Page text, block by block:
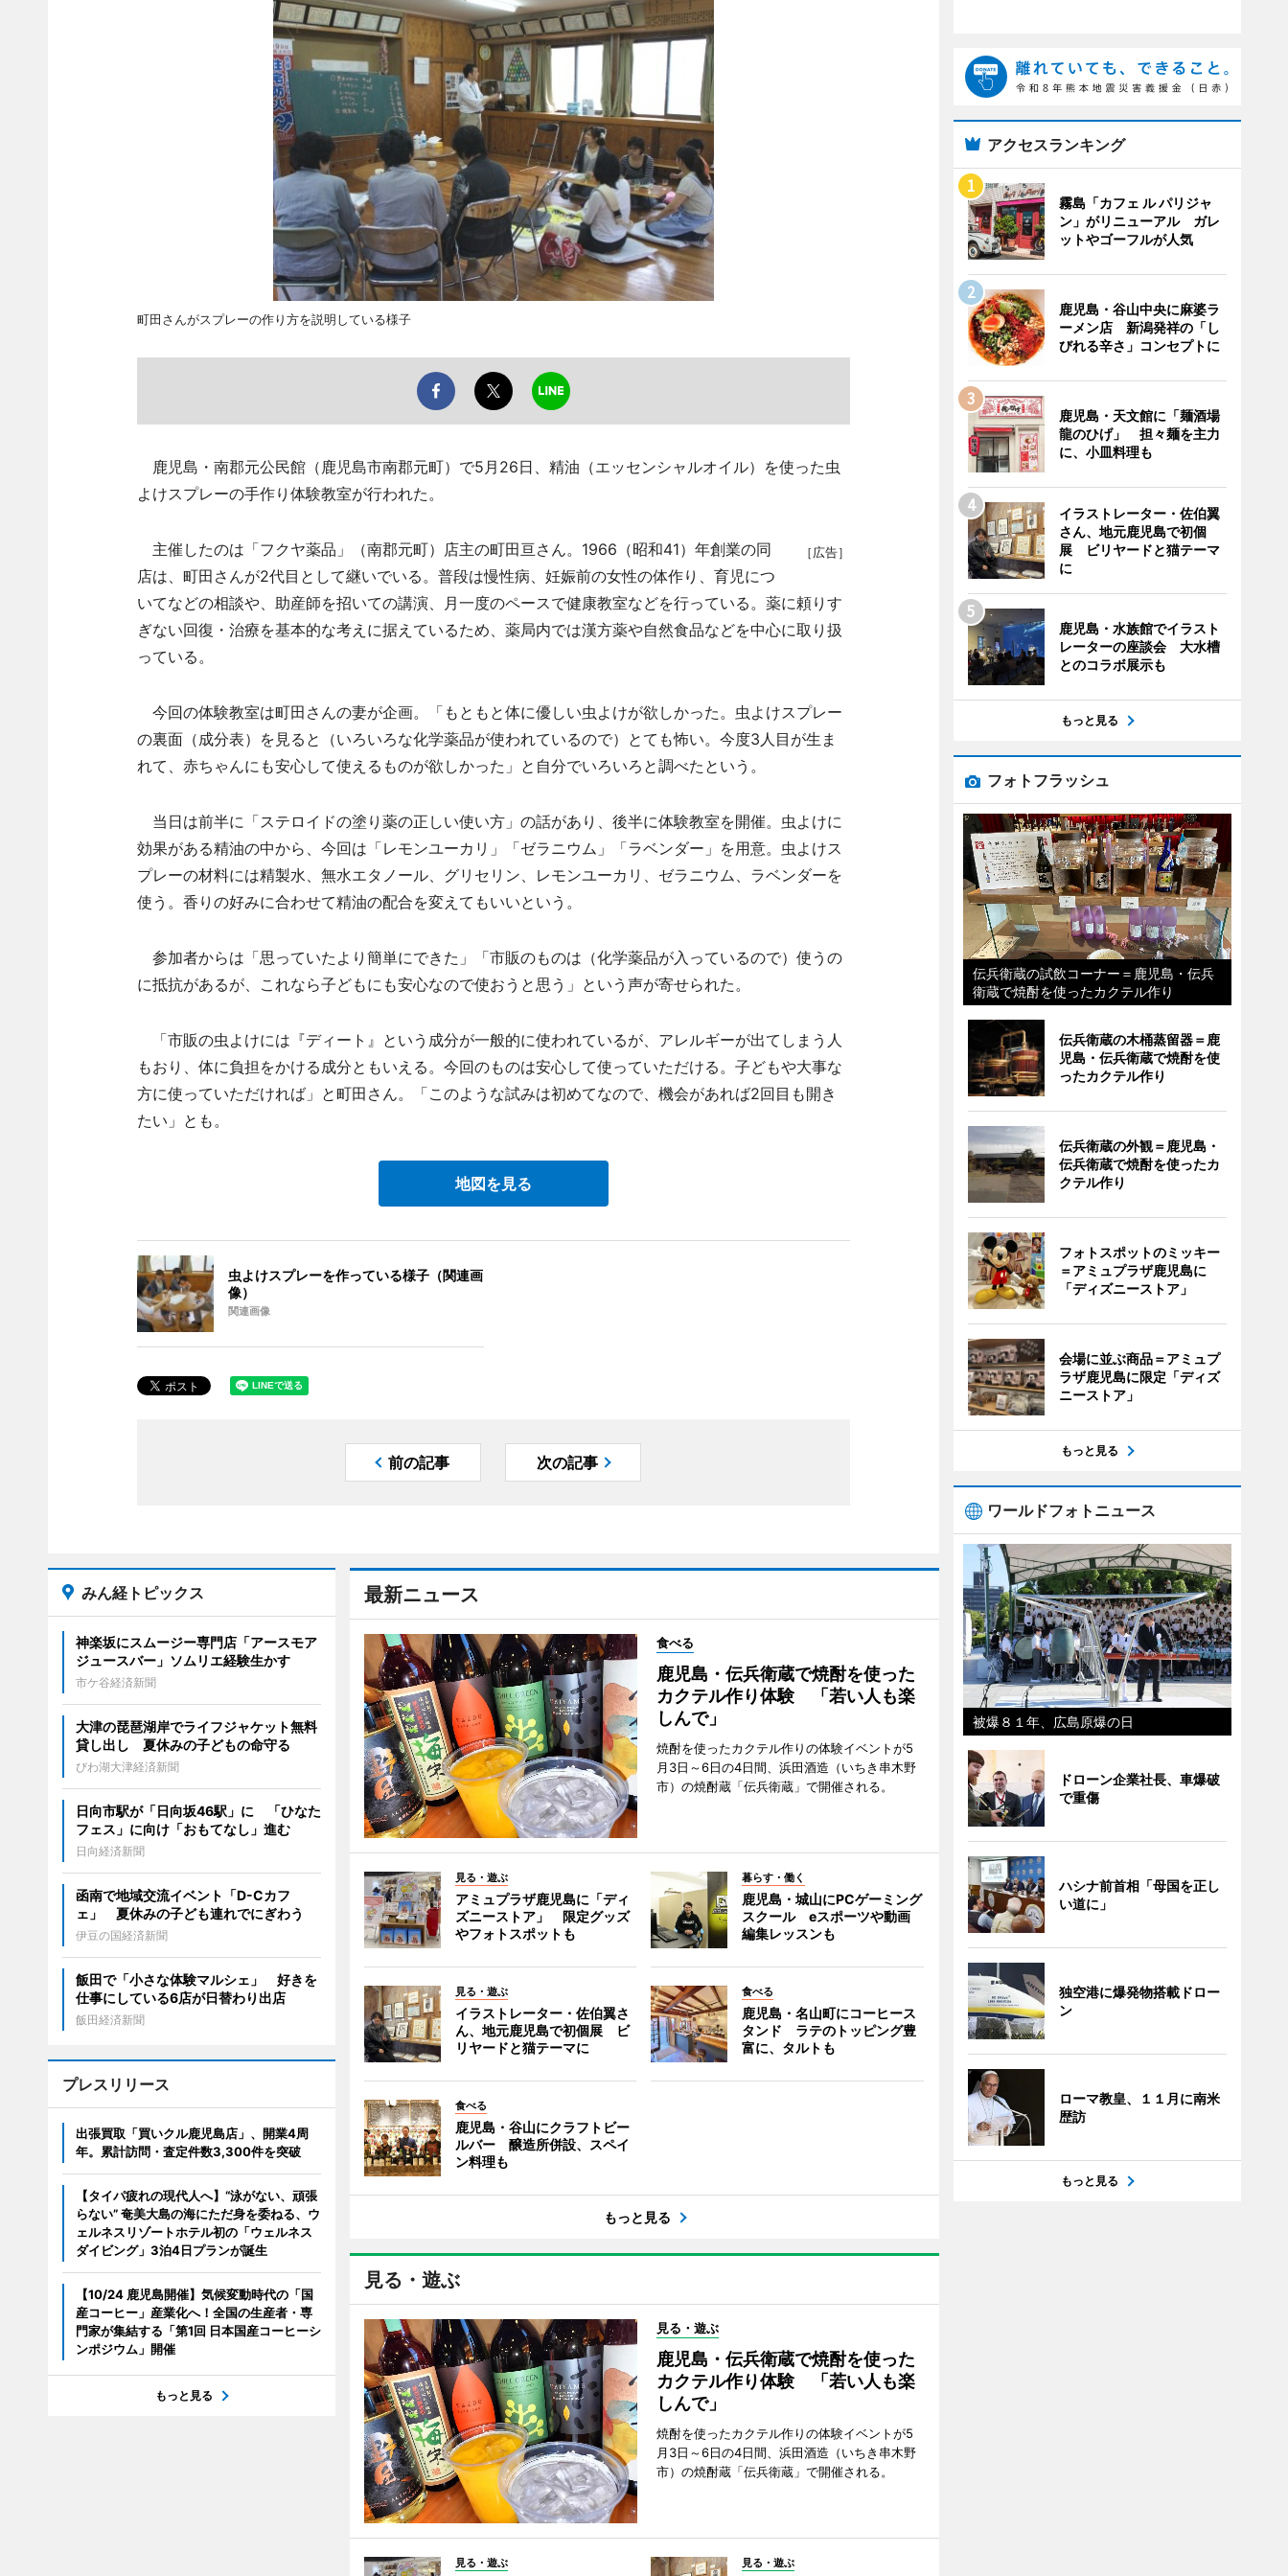
町田さんがスプレーの作り方を説明している様子
鹿児島・南郡元公民館（鹿児島市南郡元町）で5月26日、精油（エッセンシャルオイル）を使った虫
よけスプレーの手作り体験教室が行われた。
［広告］
主催したのは「フクヤ薬品」（南郡元町）店主の町田亘さん。1966（昭和41）年創業の同
店は、町田さんが2代目として継いでいる。普段は慢性病、妊娠前の女性の体作り、育児につ
いてなどの相談や、助産師を招いての講演、月一度のペースで健康教室などを行っている。薬に頼りす
ぎない回復・治療を基本的な考えに据えているため、薬局内では漢方薬や自然食品などを中心に取り扱
っている。
今回の体験教室は町田さんの妻が企画。「もともと体に優しい虫よけが欲しかった。虫よけスプレー
の裏面（成分表）を見ると（いろいろな化学薬品が使われているので）とても怖い。今度3人目が生ま
れて、赤ちゃんにも安心して使えるものが欲しかった」と自分でいろいろと調べたという。
当日は前半に「ステロイドの塗り薬の正しい使い方」の話があり、後半に体験教室を開催。虫よけに
効果がある精油の中から、今回は「レモンユーカリ」「ゼラニウム」「ラベンダー」を用意。虫よけス
プレーの材料には精製水、無水エタノール、グリセリン、レモンユーカリ、ゼラニウム、ラベンダーを
使う。香りの好みに合わせて精油の配合を変えてもいいという。
参加者からは「思っていたより簡単にできた」「市販のものは（化学薬品が入っているので）使うの
に抵抗があるが、これなら子どもにも安心なので使おうと思う」という声が寄せられた。
「市販の虫よけには『ディート』という成分が一般的に使われているが、アレルギーが出てしまう人
もおり、体に負担をかける成分ともいえる。今回のものは安心して使っていただける。子どもや大事な
方に使っていただければ」と町田さん。「このような試みは初めてなので、機会があれば2回目も開き
たい」とも。
地図を見る
虫よけスプレーを作っている様子（関連画
像）
関連画像
前の記事 次の記事
最新ニュース
食べる
鹿児島・伝兵衛蔵で焼酎を使った
カクテル作り体験 「若い人も楽
しんで」
焼酎を使ったカクテル作りの体験イベントが5
月3日～6日の4日間、浜田酒造（いちき串木野
市）の焼酎蔵「伝兵衛蔵」で開催される。
見る・遊ぶ
アミュプラザ鹿児島に「ディ
ズニーストア」 限定グッズ
やフォトスポットも
暮らす・働く
鹿児島・城山にPCゲーミング
スクール eスポーツや動画
編集レッスンも
見る・遊ぶ
イラストレーター・佐伯翼さ
ん、地元鹿児島で初個展 ビ
リヤードと猫テーマに
食べる
鹿児島・名山町にコーヒース
タンド ラテのトッピング豊
富に、タルトも
食べる
鹿児島・谷山にクラフトビー
ルバー 醸造所併設、スペイ
ン料理も
もっと見る
見る・遊ぶ
見る・遊ぶ
鹿児島・伝兵衛蔵で焼酎を使った
カクテル作り体験 「若い人も楽
しんで」
焼酎を使ったカクテル作りの体験イベントが5
月3日～6日の4日間、浜田酒造（いちき串木野
市）の焼酎蔵「伝兵衛蔵」で開催される。
見る・遊ぶ 見る・遊ぶ
みん経トピックス
神楽坂にスムージー専門店「アースモア
ジュースバー」ソムリエ経験生かす
市ケ谷経済新聞
大津の琵琶湖岸でライフジャケット無料
貸し出し 夏休みの子どもの命守る
びわ湖大津経済新聞
日向市駅が「日向坂46駅」に 「ひなた
フェス」に向け「おもてなし」進む
日向経済新聞
函南で地域交流イベント「D-Cカフ
ェ」 夏休みの子ども連れでにぎわう
伊豆の国経済新聞
飯田で「小さな体験マルシェ」 好きを
仕事にしている6店が日替わり出店
飯田経済新聞
プレスリリース
出張買取「買いクル鹿児島店」、開業4周
年。累計訪問・査定件数3,300件を突破
【タイパ疲れの現代人へ】“泳がない、頑張
らない” 奄美大島の海にただ身を委ねる、ウ
ェルネスリゾートホテル初の「ウェルネス
ダイビング」3泊4日プランが誕生
【10/24 鹿児島開催】気候変動時代の「国
産コーヒー」産業化へ！全国の生産者・専
門家が集結する「第1回 日本国産コーヒーシ
ンポジウム」開催
もっと見る
アクセスランキング
霧島「カフェ ル パリジャ
ン」がリニューアル ガレ
ットやゴーフルが人気
鹿児島・谷山中央に麻婆ラ
ーメン店 新潟発祥の「し
びれる辛さ」コンセプトに
鹿児島・天文館に「麺酒場
龍のひげ」 担々麺を主力
に、小皿料理も
イラストレーター・佐伯翼
さん、地元鹿児島で初個
展 ビリヤードと猫テーマ
に
鹿児島・水族館でイラスト
レーターの座談会 大水槽
とのコラボ展示も
もっと見る
フォトフラッシュ
伝兵衛蔵の試飲コーナー＝鹿児島・伝兵
衛蔵で焼酎を使ったカクテル作り
伝兵衛蔵の木桶蒸留器＝鹿
児島・伝兵衛蔵で焼酎を使
ったカクテル作り
伝兵衛蔵の外観＝鹿児島・
伝兵衛蔵で焼酎を使ったカ
クテル作り
フォトスポットのミッキー
＝アミュプラザ鹿児島に
「ディズニーストア」
会場に並ぶ商品＝アミュプ
ラザ鹿児島に限定「ディズ
ニーストア」
もっと見る
ワールドフォトニュース
被爆８１年、広島原爆の日
ドローン企業社長、車爆破
で重傷
ハシナ前首相「母国を正し
い道に」
独空港に爆発物搭載ドロー
ン
ローマ教皇、１１月に南米
歴訪
もっと見る